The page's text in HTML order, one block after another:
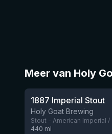
Meer van Holy
1887 Imperial Stout
Holy Goat Brewing
Stout - American Imperial /
440 ml